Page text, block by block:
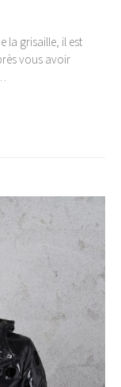
la grisaille, il est
vous avoir